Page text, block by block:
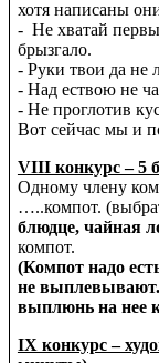
хотя написаны
- Не хватай
брызгало.
- Руки твои да не
- Над ествою не
- Не проглотив
Вот сейчас мы и
VIII конкурс – 5
Одному члену
…..компот.
блюдце, чайная
компот.
(Компот надо
не
выплюнь на нее
IX конкурс –